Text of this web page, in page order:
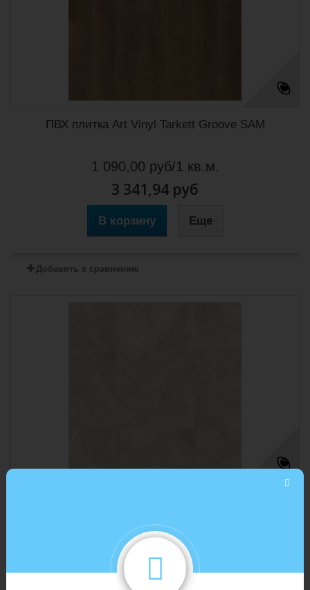
ПВХ плитка Art Vinyl Tarkett Groove SAM
1 090,00 руб/1 кв.м.
3 341,94 руб
В корзину Еще
Добавить к сравнению
1 090,00 руб/м²
3 873,86 руб